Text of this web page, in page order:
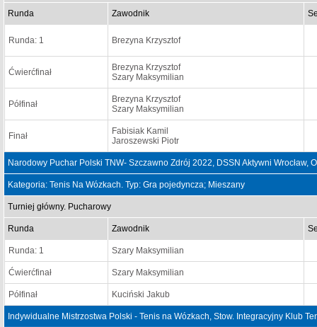
Runda Zawodnik
Runda: 1 Brezyna Krzysztof
Ćwierćfinał
Brezyna Krzysztof
Szary Maksymilian
Półfinał
Brezyna Krzysztof
Szary Maksymilian
Finał
Fabisiak Kamil
Jaroszewski Piotr
Narodowy Puchar Polski TNW- Szczawno Zdrój 2022, DSSN Aktywni Wrocław,
Kategoria: Tenis Na Wózkach. Typ: Gra pojedyncza; Mieszany
Turniej główny. Pucharowy
Runda Zawodnik
Runda: 1 Szary Maksymilian
Ćwierćfinał Szary Maksymilian
Półfinał Kuciński Jakub
Indywidualne Mistrzostwa Polski - Tenis na Wózkach, Stow. Integracyjny Klub